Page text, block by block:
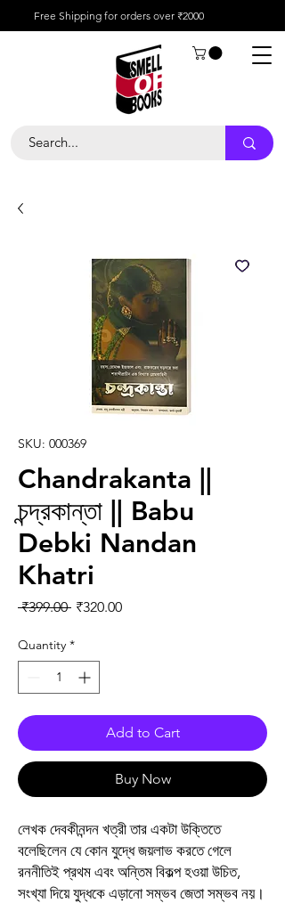
Free Shipping for orders over ₹2000
SKU: 000369
Chandrakanta ||
চন্দ্রকান্তা || Babu
Debki Nandan
Khatri
₹399.00 Regular Price
₹320.00Sale Price
Quantity *
Add to Cart
Buy Now
লেখক দেবকীনন্দন খত্রী তার একটা উক্তিতে
বলেছিলেন যে কোন যুদ্ধে জয়লাভ করতে গেলে
রননীতিই প্রথম এবং অন্তিম বিকল্প হওয়া উচিত,
সংখ্যা দিয়ে যুদ্ধকে এড়ানো সম্ভব জেতা সম্ভব নয়।